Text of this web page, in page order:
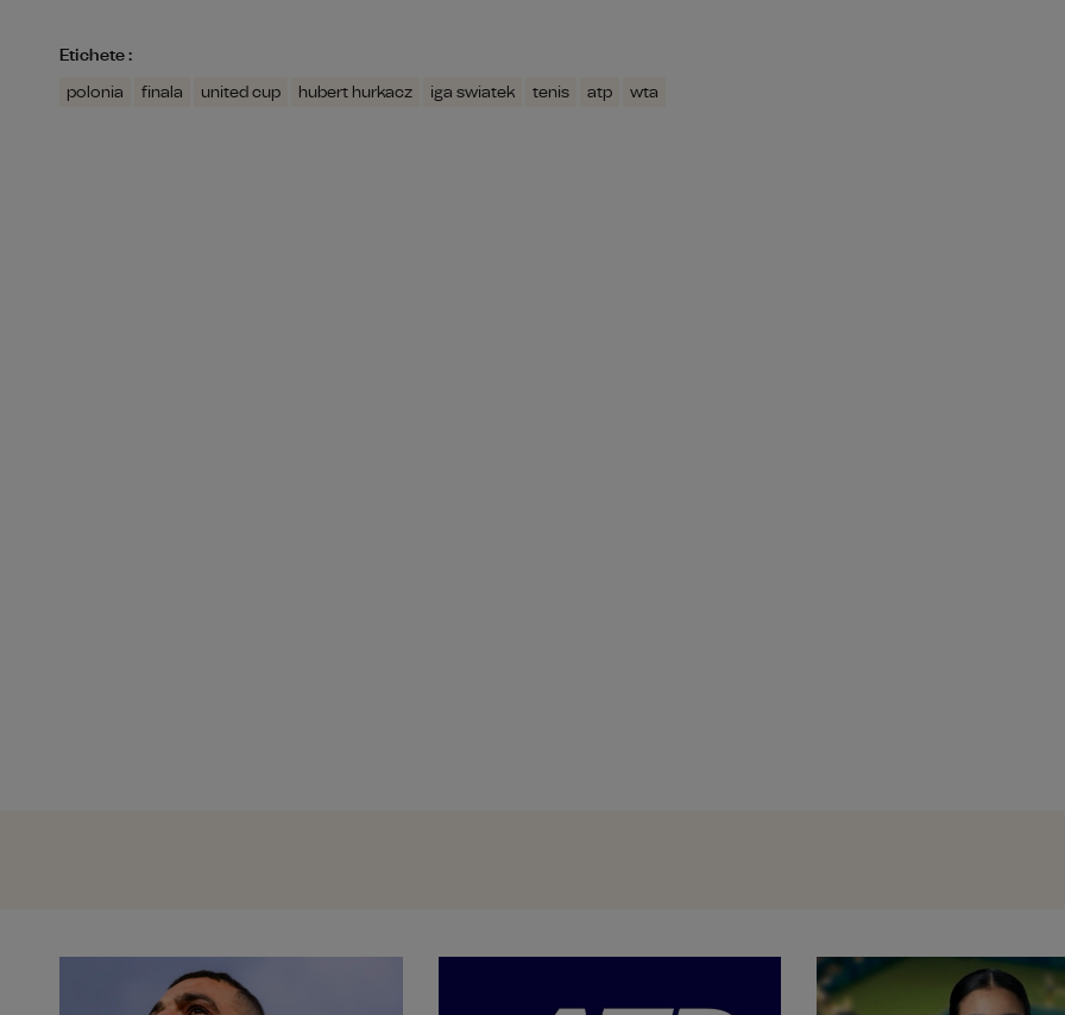
Etichete :
polonia finala united cup hubert hurkacz iga swiatek tenis atp wta
Trabzonspor a început negocierile